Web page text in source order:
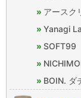
アースク
Yanagi
SOFT99
BOIN. ダ